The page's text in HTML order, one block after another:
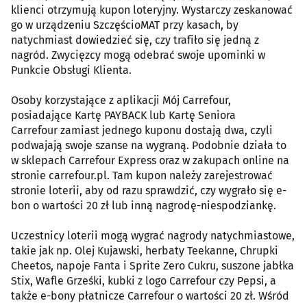
klienci otrzymują kupon loteryjny. Wystarczy zeskanować
go w urządzeniu SzczęścioMAT przy kasach, by
natychmiast dowiedzieć się, czy trafiło się jedną z
nagród. Zwycięzcy mogą odebrać swoje upominki w
Punkcie Obsługi Klienta.
Osoby korzystające z aplikacji Mój Carrefour,
posiadające Kartę PAYBACK lub Kartę Seniora
Carrefour zamiast jednego kuponu dostają dwa, czyli
podwajają swoje szanse na wygraną. Podobnie działa to
w sklepach Carrefour Express oraz w zakupach online na
stronie carrefour.pl. Tam kupon należy zarejestrować
stronie loterii, aby od razu sprawdzić, czy wygrało się e-
bon o wartości 20 zł lub inną nagrodę-niespodziankę.
Uczestnicy loterii mogą wygrać nagrody natychmiastowe,
takie jak np. Olej Kujawski, herbaty Teekanne, Chrupki
Cheetos, napoje Fanta i Sprite Zero Cukru, suszone jabłka
Stix, Wafle Grześki, kubki z logo Carrefour czy Pepsi, a
także e-bony płatnicze Carrefour o wartości 20 zł. Wśród